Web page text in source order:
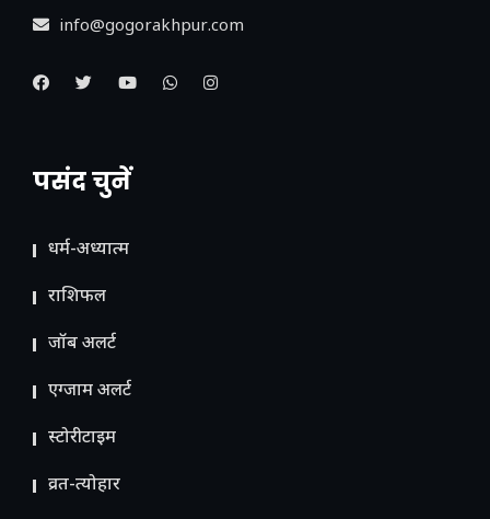
info@gogorakhpur.com
पसंद चुनें
धर्म-अध्यात्म
राशिफल
जॉब अलर्ट
एग्जाम अलर्ट
स्टोरीटाइम
व्रत-त्योहार